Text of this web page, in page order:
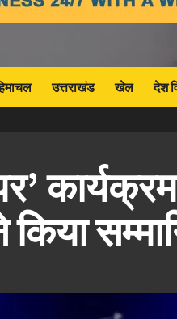
उत्तराखंड खेल देश
कार्यक्रम